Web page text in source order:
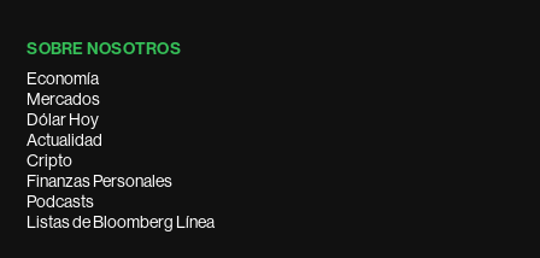
SOBRE NOSOTROS
Economía
Mercados
Dólar Hoy
Actualidad
Cripto
Finanzas Personales
Podcasts
Listas de Bloomberg Línea